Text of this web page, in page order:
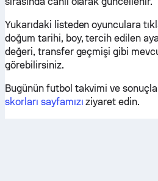
Yukarıdaki listeden oyunculara
doğum tarihi, boy, tercih edilen
değeri, transfer geçmişi gibi
görebilirsiniz.
Bugünün futbol takvimi ve
skorları sayfamızı ziyaret edin.